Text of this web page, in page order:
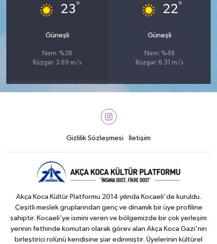
23°
Güneşli
Nem: %38
Rüzgar: 3.69 m/s
22°
Güneşli
Nem: %46
Rüzgar: 6.31 m/s
Gizlilik Sözleşmesi İletişim
Akça Koca Kültür Platformu 2014 yılında Kocaeli'de kuruldu.
Çeşitli meslek gruplarından genç ve dinamik bir üye profiline
sahiptir. Kocaeli'ye ismini veren ve bölgemizde bir çok yerleşim
yerinin fethinde komutan olarak görev alan Akça Koca Gazi'nin
birleştirici rolünü kendisine şiar edinmiştir. Üyelerinin kültürel